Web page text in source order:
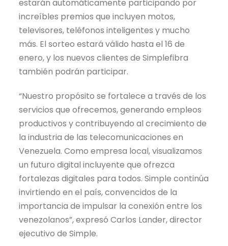
estarán automáticamente participando por
increíbles premios que incluyen motos,
televisores, teléfonos inteligentes y mucho
más. El sorteo estará válido hasta el 16 de
enero, y los nuevos clientes de Simplefibra
también podrán participar.
“Nuestro propósito se fortalece a través de los
servicios que ofrecemos, generando empleos
productivos y contribuyendo al crecimiento de
la industria de las telecomunicaciones en
Venezuela. Como empresa local, visualizamos
un futuro digital incluyente que ofrezca
fortalezas digitales para todos. Simple continúa
invirtiendo en el país, convencidos de la
importancia de impulsar la conexión entre los
venezolanos”, expresó Carlos Lander, director
ejecutivo de Simple.